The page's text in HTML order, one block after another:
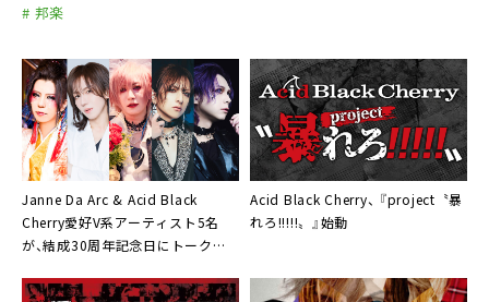
# 邦楽
Janne Da Arc & Acid Black
Cherry愛好V系アーティスト5名
が、結成30周年記念日にトークイ
Acid Black Cherry、 『project〝暴
れろ!!!!!〟』始動